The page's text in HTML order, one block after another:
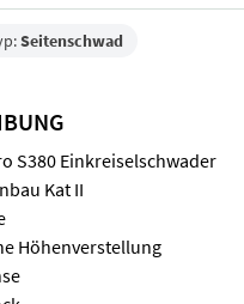
Seitenschwad
S380 Einkreiselschwader
Kat II
Höhenverstellung